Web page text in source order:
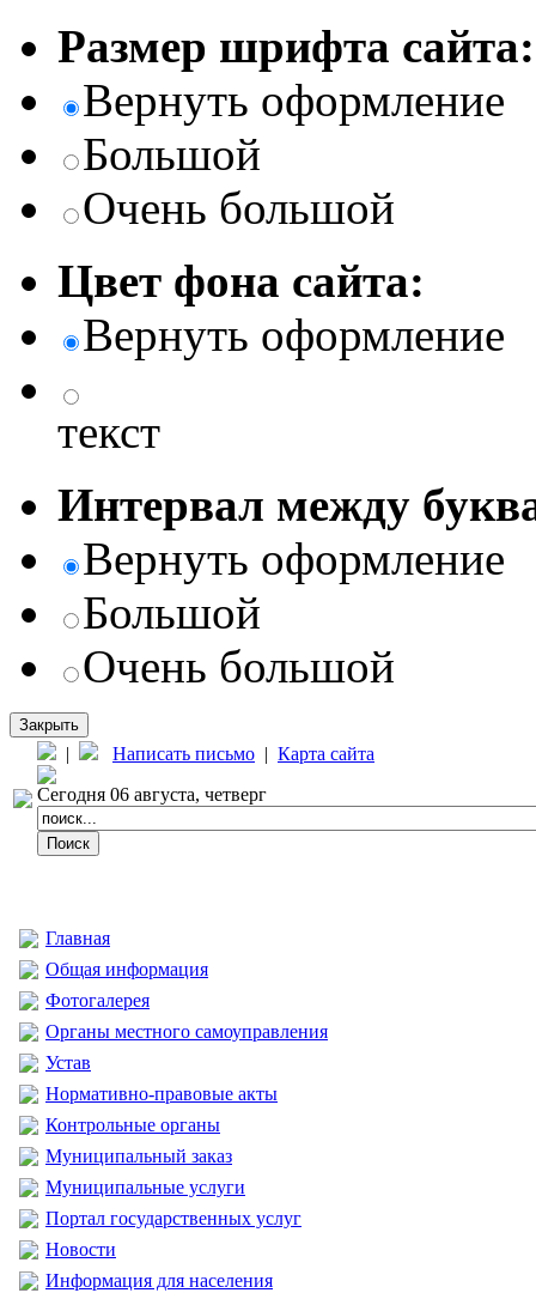
Размер шрифта сайта:
Вернуть оформление
Большой
Очень большой
Цвет фона сайта:
Вернуть оформление
текст
Интервал между
Вернуть оформление
Большой
Очень большой
Закрыть
| Написать письмо | Карта сайта
Сегодня 06 августа, четверг
Главная
Общая информация
Фотогалерея
Органы местного самоуправления
Устав
Нормативно-правовые акты
Контрольные органы
Муниципальный заказ
Муниципальные услуги
Портал государственных услуг
Новости
Информация для населения